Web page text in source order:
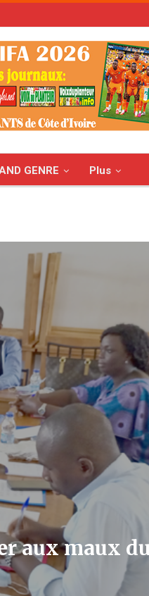
GENRE Plus
aux maux